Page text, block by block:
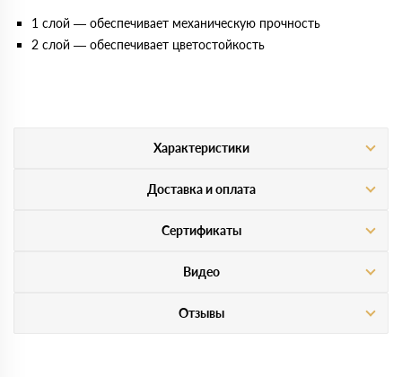
1 слой — обеспечивает механическую прочность
2 слой — обеспечивает цветостойкость
Характеристики
Доставка и оплата
Сертификаты
Видео
Отзывы